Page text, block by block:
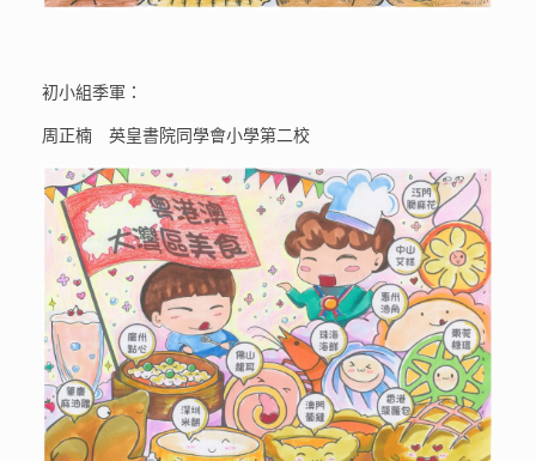
初小組季軍：
周正楠 英皇書院同學會小學第二校